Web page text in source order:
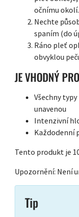
očnímu okolí.
Nechte působit
spaním (do
Ráno pleť
obvyklou
JE VHODNÝ
Všechny
unavenou
Intenzivní
Každodenní
Tento produkt je
Upozornění: Není
Tip